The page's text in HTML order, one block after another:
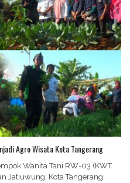
Agro Wisata Kota Tangerang
Wanita Tani RW-03 (KWT
Jatiuwung, Kota Tangerang,